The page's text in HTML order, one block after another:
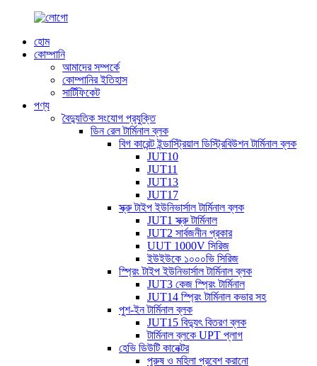
হোম
কোম্পানি
আমাদের সম্পর্কে
কোম্পানির ইতিহাস
সার্টিফিকেট
পণ্য
বৈদ্যুতিক সংযোগ প্রযুক্তি
ডিন রেল টার্মিনাল ব্লক
বিগ কারেন্ট ইন্ডাস্ট্রিয়াল ডিস্ট্রিবিউশন টার্মিনাল ব্লক
JUT10
JUT11
JUT13
JUT17
স্ক্রু টাইপ ইউনিভার্সাল টার্মিনাল ব্লক
JUT1 স্ক্রু টার্মিনাল
JUT2 সার্বজনীন প্রকার
UUT 1000V সিরিজ
ইউইউকে ১০০০ভি সিরিজ
স্প্রিং টাইপ ইউনিভার্সাল টার্মিনাল ব্লক
JUT3 কেজ স্প্রিং টার্মিনাল
JUT14 স্প্রিং টার্মিনাল কভার সহ
পুশ-ইন টার্মিনাল ব্লক
JUT15 বিদ্যুৎ বিতরণ ব্লক
টার্মিনাল ব্লকে UPT প্লাগ
হেভি ডিউটি ​​কানেক্টর
পুরুষ ও মহিলা প্রবেশ করানো